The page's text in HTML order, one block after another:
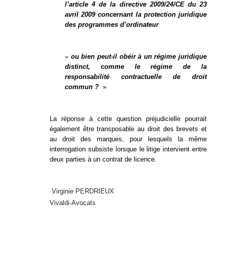
l’article 4 de la directive 2009/24/CE du 23
avril 2009 concernant la protection juridique
des programmes d’ordinateur
– ou bien peut-il obéir à un régime juridique
distinct, comme le régime de la
responsabilité contractuelle de droit
commun ? »
La réponse à cette question préjudicielle pourrait
également être transposable au droit des brevets et
au droit des marques, pour lesquels la même
interrogation subsiste lorsque le litige intervient entre
deux parties à un contrat de licence.
Virginie PERDRIEUX
Vivaldi-Avocats